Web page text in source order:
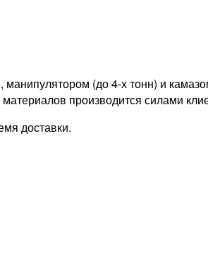
(до 4-х тонн) и
производится силами
доставки.